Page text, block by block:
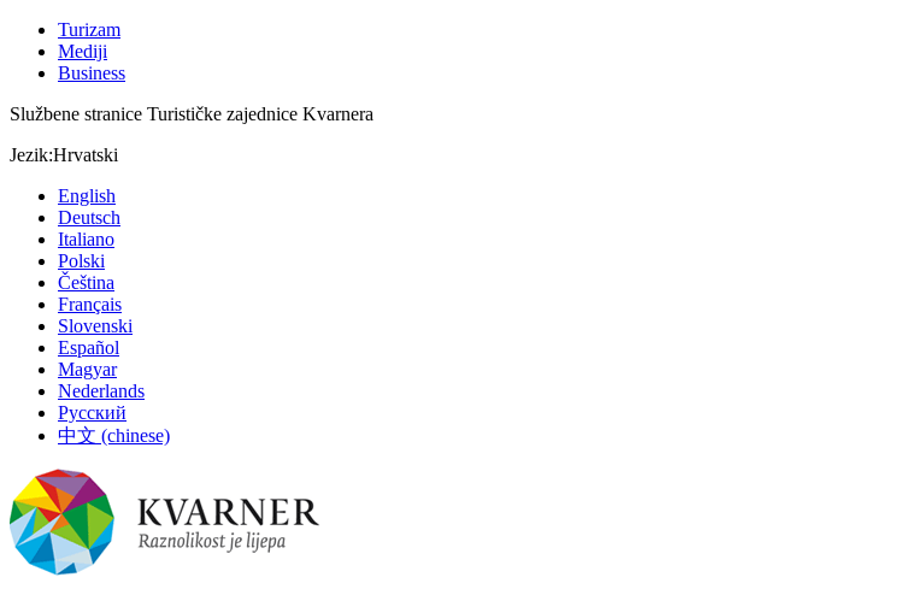
Turizam
Mediji
Business
Službene stranice Turističke zajednice Kvarnera
Jezik:Hrvatski
English
Deutsch
Italiano
Polski
Čeština
Français
Slovenski
Español
Magyar
Nederlands
Русский
中文 (chinese)